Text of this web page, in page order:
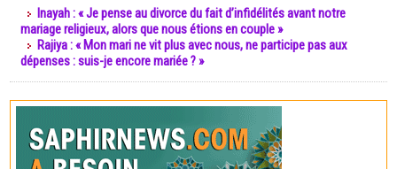
Inayah : « Je pense au divorce du fait d’infidélités avant notre
mariage religieux, alors que nous étions en couple »
Rajiya : « Mon mari ne vit plus avec nous, ne participe pas aux
dépenses : suis-je encore mariée ? »